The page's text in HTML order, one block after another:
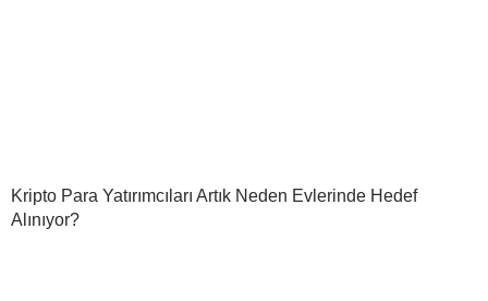
Kripto Para Yatırımcıları Artık Neden Evlerinde Hedef
Alınıyor?